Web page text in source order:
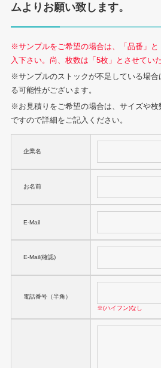
ムよりお願い致します。
※サンプルをご希望の場合は、「品番」
入下さい。尚、枚数は「5枚」とさせてい
※サンプルのストックが不足している場合
る可能性がございます。
※お見積りをご希望の場合は、サイズや
ですので詳細をご記入ください。
企業名
お名前
E-Mail
E-Mail(確認)
電話番号（半角）
※(ハイフン)なし